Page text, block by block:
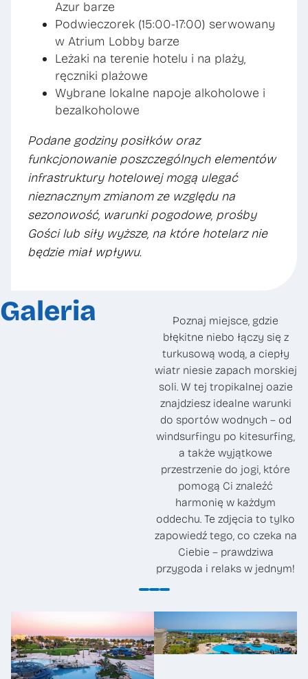
Azur barze
Podwieczorek (15:00-17:00) serwowany
w Atrium Lobby barze
Leżaki na terenie hotelu i na plaży,
ręczniki plażowe
Wybrane lokalne napoje alkoholowe i
bezalkoholowe
Podane godziny posiłków oraz
funkcjonowanie poszczególnych elementów
infrastruktury hotelowej mogą ulegać
nieznacznym zmianom ze względu na
sezonowość, warunki pogodowe, prośby
Gości lub siły wyższe, na które hotelarz nie
będzie miał wpływu.
Galeria
Poznaj miejsce, gdzie
błękitne niebo łączy się z
turkusową wodą, a ciepły
wiatr niesie zapach morskiej
soli. W tej tropikalnej oazie
znajdziesz idealne warunki
do sportów wodnych – od
windsurfingu po kitesurfing,
a także wyjątkowe
przestrzenie do jogi, które
pomogą Ci znaleźć
harmonię w każdym
oddechu. Te zdjęcia to tylko
zapowiedź tego, co czeka na
Ciebie – prawdziwa
przygoda i relaks w jednym!